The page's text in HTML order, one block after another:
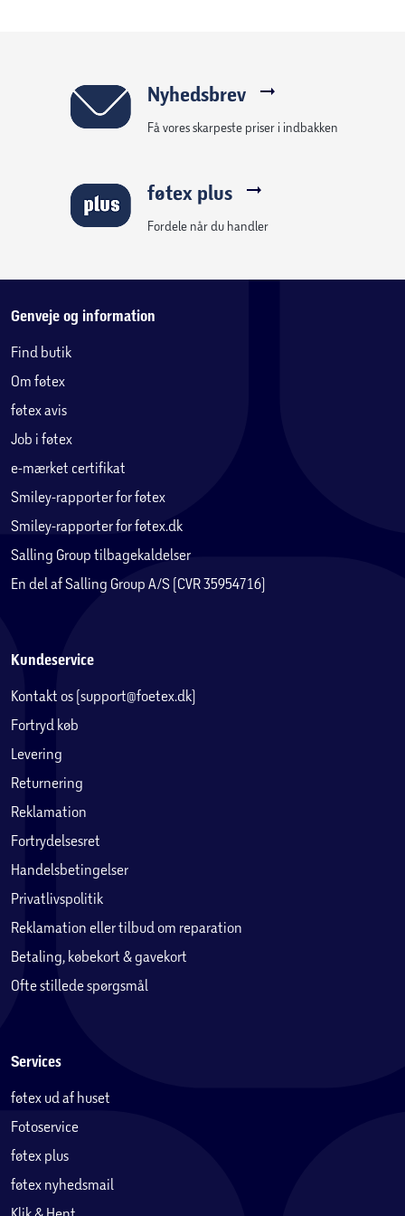
Forhøjede kanter til siddeplads
Inkl. solsejl til skygge
Velegnet til udendørs brug i have eller på terrasse
Nyhedsbrev
Få vores skarpeste priser i indbakken
føtex plus
Fordele når du handler
Genveje og information
Find butik
Om føtex
føtex avis
Job i føtex
e-mærket certifikat
Smiley-rapporter for føtex
Smiley-rapporter for føtex.dk
Salling Group tilbagekaldelser
En del af Salling Group A/S (CVR 35954716)
Kundeservice
Kontakt os (support@foetex.dk)
Fortryd køb
Levering
Returnering
Reklamation
Fortrydelsesret
Handelsbetingelser
Privatlivspolitik
Reklamation eller tilbud om reparation
Betaling, købekort & gavekort
Ofte stillede spørgsmål
Services
føtex ud af huset
Fotoservice
føtex plus
føtex nyhedsmail